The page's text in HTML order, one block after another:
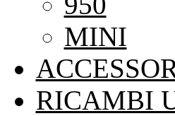
MINI
RICAMBI